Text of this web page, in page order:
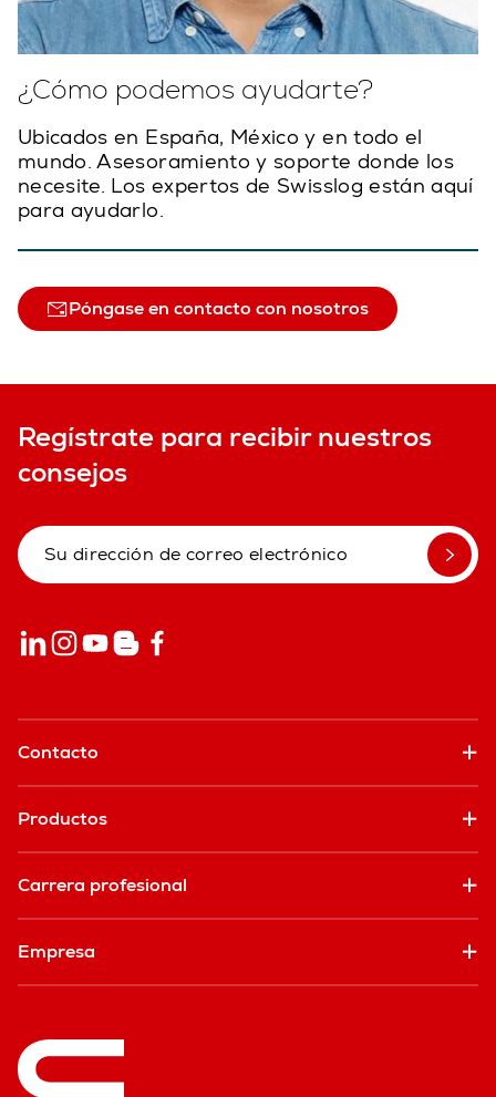
¿Cómo podemos ayudarte?
Ubicados en España, México y en todo el
mundo. Asesoramiento y soporte donde los
necesite. Los expertos de Swisslog están aquí
para ayudarlo.
Póngase en contacto con nosotros
Regístrate para recibir nuestros
consejos
Contacto
Productos
Carrera profesional
Empresa